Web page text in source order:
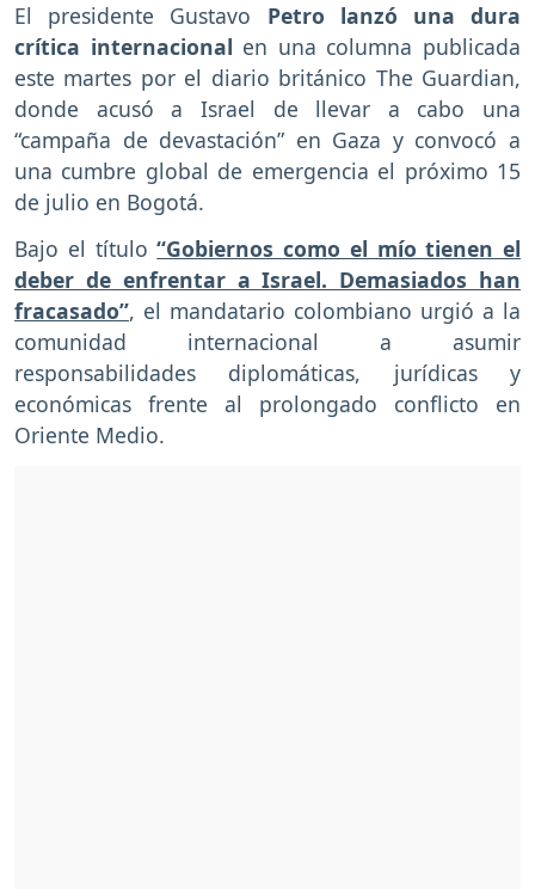
El presidente Gustavo Petro lanzó una dura
crítica internacional en una columna publicada
este martes por el diario británico The Guardian,
donde acusó a Israel de llevar a cabo una
“campaña de devastación” en Gaza y convocó a
una cumbre global de emergencia el próximo 15
de julio en Bogotá.
Bajo el título“Gobiernos como el mío tienen el
deber de enfrentar a Israel. Demasiados han
fracasado”, el mandatario colombiano urgió a la
comunidad internacional a asumir
responsabilidades diplomáticas, jurídicas y
económicas frente al prolongado conflicto en
Oriente Medio.